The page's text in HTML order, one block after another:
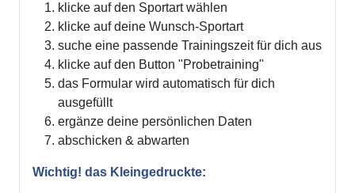
klicke auf den Sportart wählen
klicke auf deine Wunsch-Sportart
suche eine passende Trainingszeit für dich aus
klicke auf den Button "Probetraining"
das Formular wird automatisch für dich
ausgefüllt
ergänze deine persönlichen Daten
abschicken & abwarten
Wichtig! das Kleingedruckte: